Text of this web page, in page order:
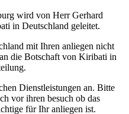
wird von Herr Gerhard
in Deutschland geleitet.
mit Ihren anliegen nicht
die Botschaft von Kiribati in
Dienstleistungen an. Bitte
vor ihren besuch ob das
für Ihr anliegen ist.